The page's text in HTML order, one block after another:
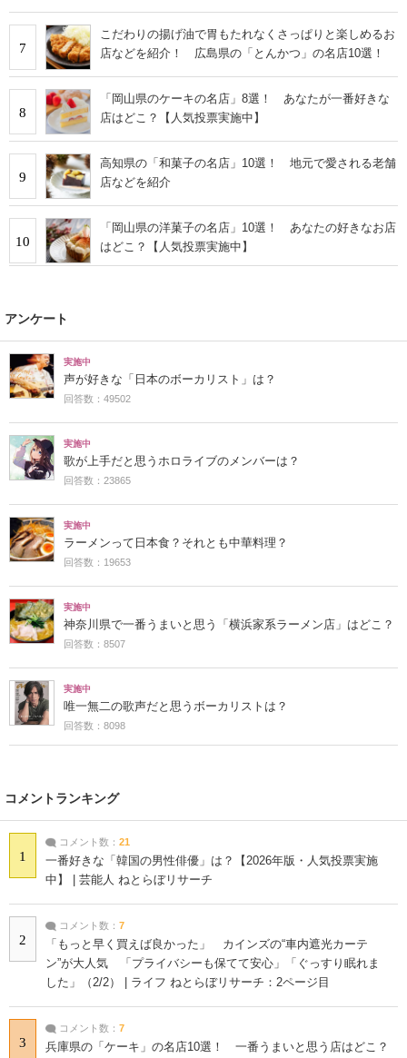
7
こだわりの揚げ油で胃もたれなくさっぱりと楽しめるお
店などを紹介！ 広島県の「とんかつ」の名店10選！
8
「岡山県のケーキの名店」8選！ あなたが一番好きな
店はどこ？【人気投票実施中】
9
高知県の「和菓子の名店」10選！ 地元で愛される老舗
店などを紹介
10
「岡山県の洋菓子の名店」10選！ あなたの好きなお店
はどこ？【人気投票実施中】
アンケート
実施中
声が好きな「日本のボーカリスト」は？
回答数：49502
実施中
歌が上手だと思うホロライブのメンバーは？
回答数：23865
実施中
ラーメンって日本食？それとも中華料理？
回答数：19653
実施中
神奈川県で一番うまいと思う「横浜家系ラーメン店」はどこ？
回答数：8507
実施中
唯一無二の歌声だと思うボーカリストは？
回答数：8098
コメントランキング
1
コメント数： 21
一番好きな「韓国の男性俳優」は？【2026年版・人気投票実施
中】 | 芸能人 ねとらぼリサーチ
2
コメント数： 7
「もっと早く買えば良かった」 カインズの“車内遮光カーテ
ン”が大人気 「プライバシーも保てて安心」「ぐっすり眠れま
した」（2/2） | ライフ ねとらぼリサーチ：2ページ目
3
コメント数： 7
兵庫県の「ケーキ」の名店10選！ 一番うまいと思う店はどこ？